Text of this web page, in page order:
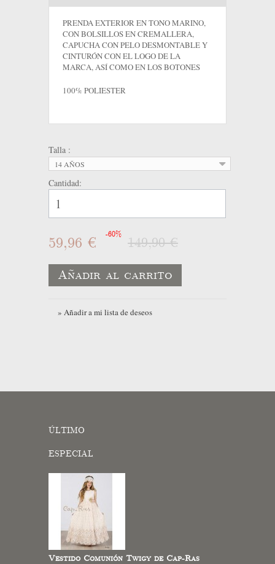
PRENDA EXTERIOR EN TONO MARINO,
CON BOLSILLOS EN CREMALLERA,
CAPUCHA CON PELO DESMONTABLE Y
CINTURÓN CON EL LOGO DE LA
MARCA, ASÍ COMO EN LOS BOTONES
100% POLIESTER
Talla :
14 AÑOS
Cantidad:
59,96 € -60%
149,90 €
Añadir al carrito
» Añadir a mi lista de deseos
ÚLTIMO
ESPECIAL
Vestido Comunión Twigy de Cap-Ras